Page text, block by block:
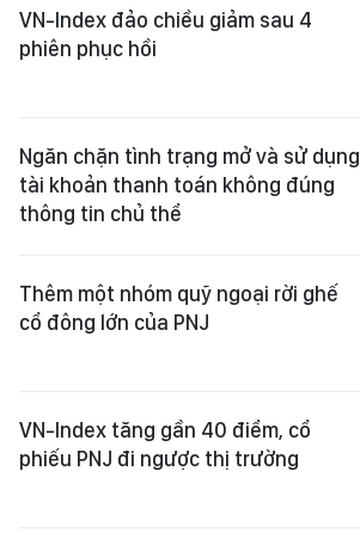
VN-Index đảo chiều giảm sau 4
phiên phục hồi
Ngăn chặn tình trạng mở và sử dụng
tài khoản thanh toán không đúng
thông tin chủ thể
Thêm một nhóm quỹ ngoại rời ghế
cổ đông lớn của PNJ
VN-Index tăng gần 40 điểm, cổ
phiếu PNJ đi ngược thị trường